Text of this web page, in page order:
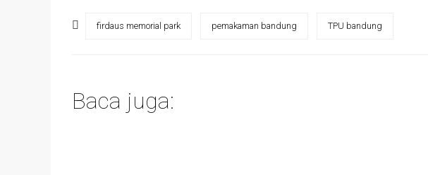
firdaus memorial park pemakaman bandung TPU bandung
Baca juga: